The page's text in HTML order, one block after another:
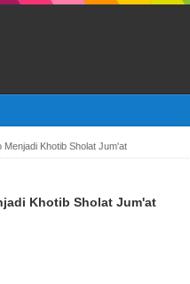
Khotib Sholat Jum'at
Khotib Sholat Jum'at